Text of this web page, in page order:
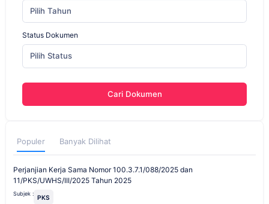
Pilih Tahun
Status Dokumen
Pilih Status
Cari Dokumen
Populer Banyak Dilihat
Perjanjian Kerja Sama Nomor 100.3.7.1/088/2025 dan
11/PKS/UWHS/III/2025 Tahun 2025
Subjek : PKS